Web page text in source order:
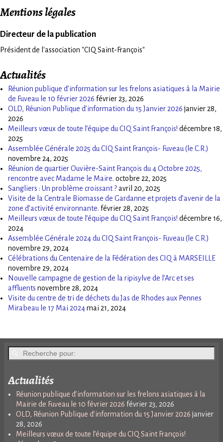
Mentions légales
Directeur de la publication
Président de l'association "CIQ Saint-François"
Actualités
Réunion publique d’information sur les frelons asiatiques à la Mairie
de Fuveau le 10 février 2026 février 23, 2026
OLD, Réunion Publique d’information du 15 Janvier 2026 janvier 28,
2026
Meilleurs vœux de toute l’équipe du CIQ Saint François! décembre 18,
2025
Assemblée Générale 2025 du CIQ Saint François- Fuveau (le C.R.)
novembre 24, 2025
Réunion de quartier Ouvière-Saint François du 4 Octobre 2025,
rencontre avec Madame le Maire. octobre 22, 2025
Sangliers : Un problème croissant ?avril 20, 2025
Visite de la Centrale Biomasse de Gardanne et projets d’avenir de la
zone d’activité environnante. février 28, 2025
Meilleurs vœux de toute l’équipe du CIQ Saint François! décembre 16,
2024
Assemblée Générale 2024 du CIQ Saint François- Fuveau (le C.R.)
novembre 29, 2024
Célébrations du Centenaire de la Fédération des CIQ à MARSEILLE
novembre 29, 2024
Nouvelle campagne de gestion de la ripisylve de l’Arc et ses
affluents novembre 28, 2024
Visite du centre de tri de déchets du Jas de Rhodes aux Pennes
Mirabeau le 17 Mai 2024mai 21, 2024
Actualités
Réunion publique d’information sur les frelons asiatiques à la
Mairie de Fuveau le 10 février 2026 février 23, 2026
OLD, Réunion Publique d’information du 15 Janvier 2026 janvier
28, 2026
Meilleurs vœux de toute l’équipe du CIQ Saint François!